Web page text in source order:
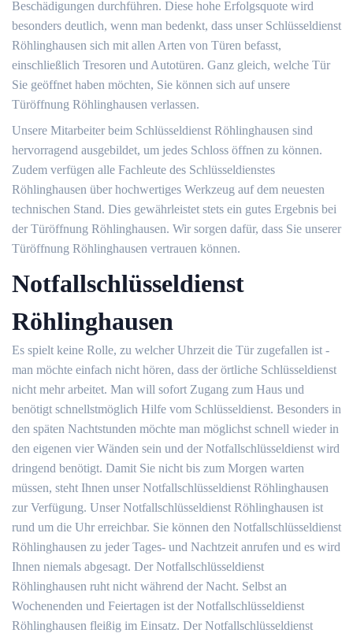
Beschädigungen durchführen. Diese hohe Erfolgsquote wird
besonders deutlich, wenn man bedenkt, dass unser Schlüsseldienst
Röhlinghausen sich mit allen Arten von Türen befasst,
einschließlich Tresoren und Autotüren. Ganz gleich, welche Tür
Sie geöffnet haben möchten, Sie können sich auf unsere
Türöffnung Röhlinghausen verlassen.
Unsere Mitarbeiter beim Schlüsseldienst Röhlinghausen sind
hervorragend ausgebildet, um jedes Schloss öffnen zu können.
Zudem verfügen alle Fachleute des Schlüsseldienstes
Röhlinghausen über hochwertiges Werkzeug auf dem neuesten
technischen Stand. Dies gewährleistet stets ein gutes Ergebnis bei
der Türöffnung Röhlinghausen. Wir sorgen dafür, dass Sie unserer
Türöffnung Röhlinghausen vertrauen können.
Notfallschlüsseldienst
Röhlinghausen
Es spielt keine Rolle, zu welcher Uhrzeit die Tür zugefallen ist -
man möchte einfach nicht hören, dass der örtliche Schlüsseldienst
nicht mehr arbeitet. Man will sofort Zugang zum Haus und
benötigt schnellstmöglich Hilfe vom Schlüsseldienst. Besonders in
den späten Nachtstunden möchte man möglichst schnell wieder in
den eigenen vier Wänden sein und der Notfallschlüsseldienst wird
dringend benötigt. Damit Sie nicht bis zum Morgen warten
müssen, steht Ihnen unser Notfallschlüsseldienst Röhlinghausen
zur Verfügung. Unser Notfallschlüsseldienst Röhlinghausen ist
rund um die Uhr erreichbar. Sie können den Notfallschlüsseldienst
Röhlinghausen zu jeder Tages- und Nachtzeit anrufen und es wird
Ihnen niemals abgesagt. Der Notfallschlüsseldienst
Röhlinghausen ruht nicht während der Nacht. Selbst an
Wochenenden und Feiertagen ist der Notfallschlüsseldienst
Röhlinghausen fleißig im Einsatz. Der Notfallschlüsseldienst